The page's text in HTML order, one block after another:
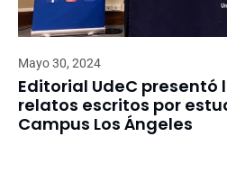
Mayo 30, 2024
Editorial UdeC
relatos escritos por
Campus Los Ángeles